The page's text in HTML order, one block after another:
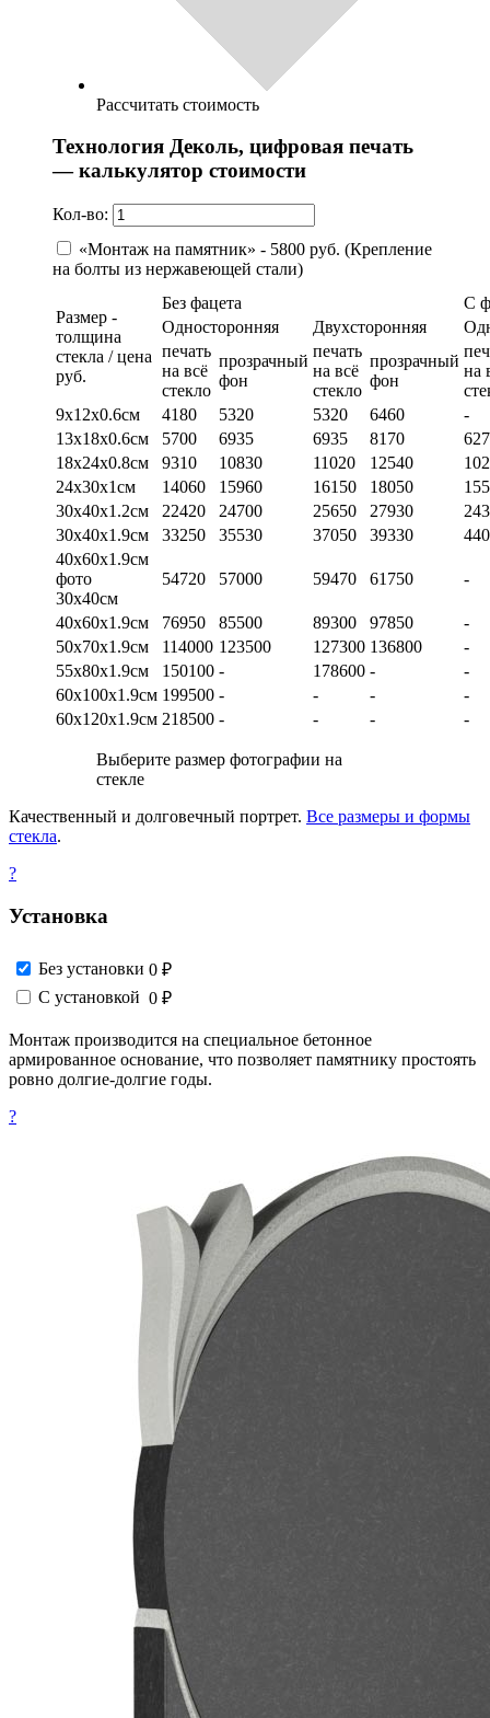
Рассчитать стоимость
Технология Деколь, цифровая печать
— калькулятор стоимости
Кол-во:
«Монтаж на памятник» - 5800 руб. (Крепление
на болты из нержавеющей стали)
Размер -
толщина
стекла / цена
руб.
Без фацета
С
Односторонняя
Двухсторонняя
печать
на всё
стекло
прозрачный
фон
печать
на всё
стекло
прозрачный
фон
на
9х12х0.6см
4180 5320 5320 6460
-
13х18х0.6см
5700 6935 6935 8170
18х24х0.8см
9310 10830 11020 12540
24х30х1см
14060 15960 16150 18050
30х40х1.2см
22420 24700 25650 27930
30х40х1.9см
33250 35530 37050 39330
40х60х1.9см
фото
30х40см
54720 57000 59470 61750 -
40х60х1.9см 76950 85500 89300 97850
-
50х70х1.9см
114000 123500 127300 136800
-
55х80х1.9см
150100 - 178600 -
-
60х100х1.9см 199500 - - -
-
60х120х1.9см 218500 - - - -
Выберите размер фотографии на
стекле
Качественный и долговечный портрет. Все размеры и формы
стекла.
?
Установка
Без установки 0 ₽
С установкой 0 ₽
Монтаж производится на специальное бетонное
армированное основание, что позволяет памятнику простоять
ровно долгие-долгие годы.
?